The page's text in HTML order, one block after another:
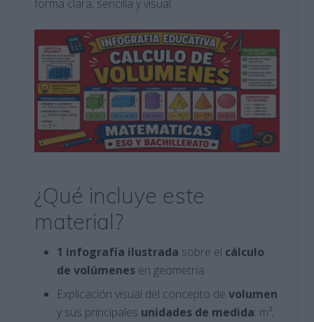
forma clara, sencilla y visual.
¿Qué incluye este
material?
1 infografía ilustrada sobre el cálculo
de volúmenes en geometría.
Explicación visual del concepto de volumen
y sus principales unidades de medida: m³,